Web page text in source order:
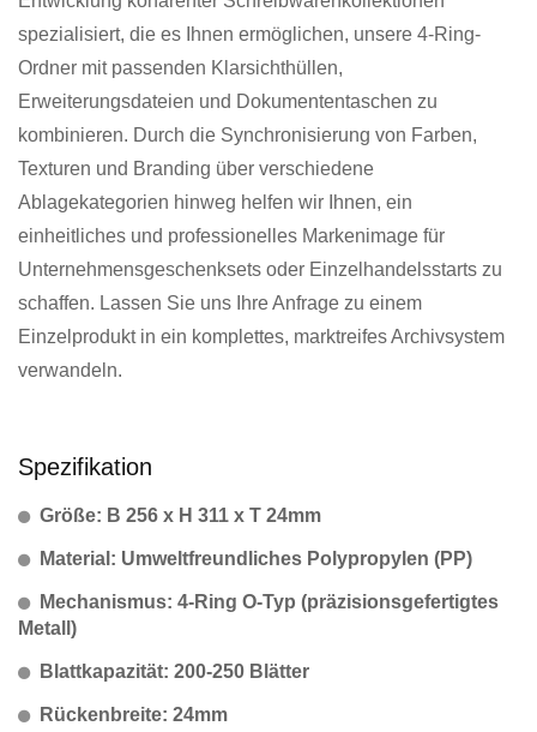
spezialisiert, die es Ihnen ermöglichen, unsere 4-Ring-
Ordner mit passenden Klarsichthüllen,
Erweiterungsdateien und Dokumententaschen zu
kombinieren. Durch die Synchronisierung von Farben,
Texturen und Branding über verschiedene
Ablagekategorien hinweg helfen wir Ihnen, ein
einheitliches und professionelles Markenimage für
Unternehmensgeschenksets oder Einzelhandelsstarts zu
schaffen. Lassen Sie uns Ihre Anfrage zu einem
Einzelprodukt in ein komplettes, marktreifes Archivsystem
verwandeln.
Spezifikation
Größe: B 256 x H 311 x T 24mm
Material: Umweltfreundliches Polypropylen (PP)
Mechanismus: 4-Ring O-Typ (präzisionsgefertigtes
Metall)
Blattkapazität: 200-250 Blätter
Rückenbreite: 24mm